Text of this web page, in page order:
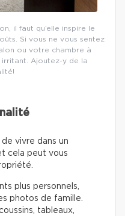
il faut qu’elle inspire le
Si vous ne vous sentez
ou votre chambre à
irritant. Ajoutez-y de la
de vivre dans un
cela peut vous
plus personnels,
photos de famille.
tableaux,